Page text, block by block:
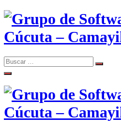
Skip
content
Grupo de
Cúcuta –
Comunidad de Software Libre de
Search
for:
Search